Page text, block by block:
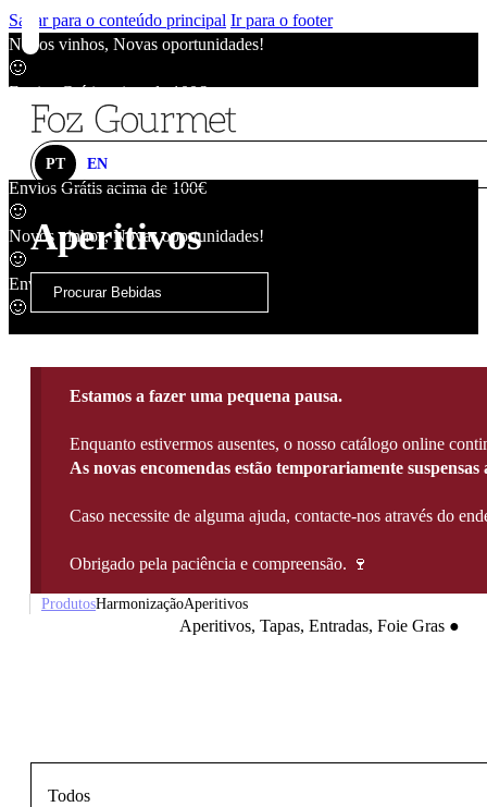
Saltar para o conteúdo principal Ir para o footer
Novos vinhos, Novas oportunidades!
🙂
Envios Grátis acima de 100€
Novos vinhos, Novas oportunidades!
Envios Grátis acima de 100€
🙂
Novos vinhos, Novas oportunidades!
🙂
Envios Grátis acima de 100€
🙂
PT EN
Aperitivos
Estamos a fazer uma pequena pausa.
Enquanto estivermos ausentes, o nosso catálogo online
As novas encomendas estão temporariamente suspensas
Caso necessite de alguma ajuda, contacte-nos através do
Obrigado pela paciência e compreensão. 🍷
ProdutosHarmonizaçãoAperitivos
Aperitivos, Tapas, Entradas, Foie Gras●
Todos